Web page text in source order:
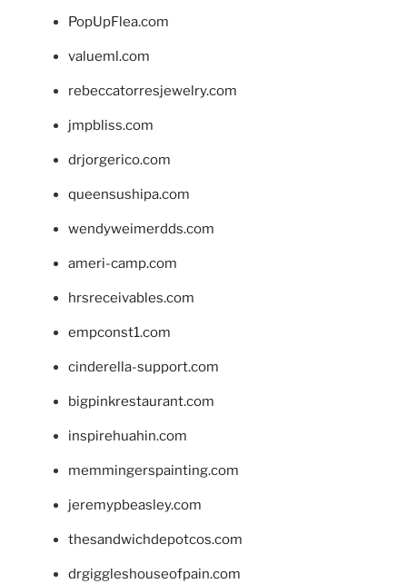
PopUpFlea.com
valueml.com
rebeccatorresjewelry.com
jmpbliss.com
drjorgerico.com
queensushipa.com
wendyweimerdds.com
ameri-camp.com
hrsreceivables.com
empconst1.com
cinderella-support.com
bigpinkrestaurant.com
inspirehuahin.com
memmingerspainting.com
jeremypbeasley.com
thesandwichdepotcos.com
drgiggleshouseofpain.com